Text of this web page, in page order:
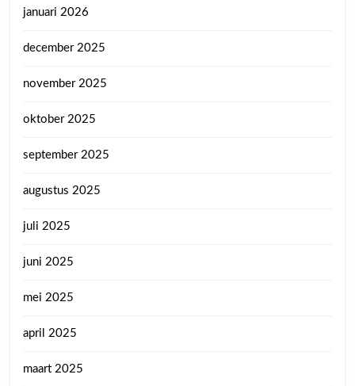
januari 2026
december 2025
november 2025
oktober 2025
september 2025
augustus 2025
juli 2025
juni 2025
mei 2025
april 2025
maart 2025